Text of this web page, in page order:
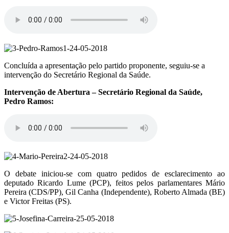
Concluída a apresentação pelo partido proponente, seguiu-se a
intervenção do Secretário Regional da Saúde.
Intervenção de Abertura – Secretário Regional da Saúde,
Pedro Ramos:
O debate iniciou-se com quatro pedidos de esclarecimento ao
deputado Ricardo Lume (PCP), feitos pelos parlamentares Mário
Pereira (CDS/PP), Gil Canha (Independente), Roberto Almada (BE)
e Victor Freitas (PS).